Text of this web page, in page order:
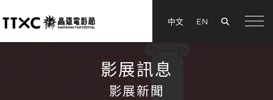
中文 EN
影展訊息
影展新聞